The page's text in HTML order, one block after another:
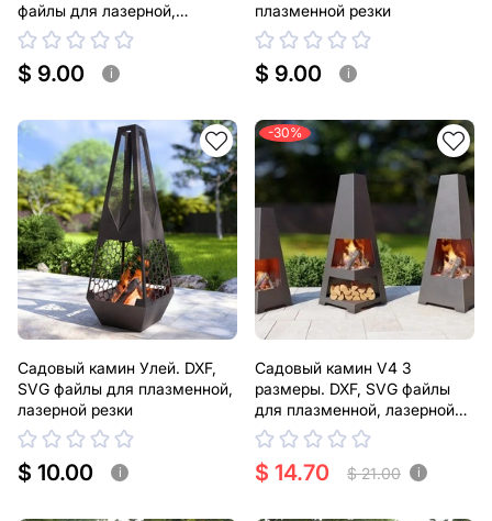
файлы для лазерной,
плазменной резки
$ 9.00 i
плазменной резки
$ 9.00 i
Садовый камин Улей. DXF,
SVG файлы для плазменной,
лазерной резки
$ 10.00 i
-30%
Садовый камин V4 3
размеры. DXF, SVG файлы
для плазменной, лазерной
резки
$ 14.70 $ 21.00 i